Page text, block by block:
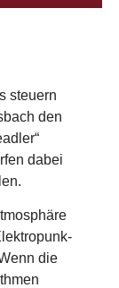
steuern
den
dabei
die